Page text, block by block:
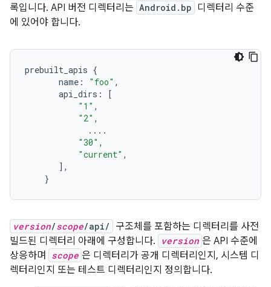
록입니다. API 버전 디렉터리는 Android.bp 디렉터리 수준
에 있어야 합니다.
prebuilt_apis {
name : "foo" ,
api_dirs :
[
"1" ,
"2" ,
....
"30" ,
"current" ,
] ,
}
version/scope/api/
구조체를 포함하는 디렉터리를 사전
빌드된 디렉터리 아래에 구성합니다.
version 은 API 수준에
상응하며
scope 은 디렉터리가 공개 디렉터리인지, 시스템 디
렉터리인지 또는 테스트 디렉터리인지 정의합니다.